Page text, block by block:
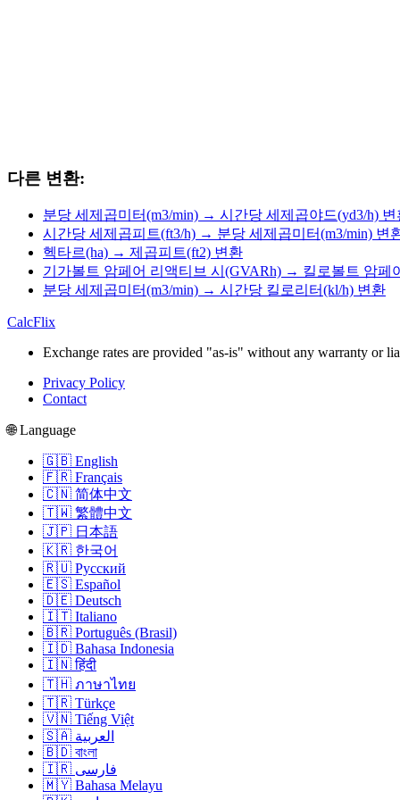
다른 변환:
분당 세제곱미터(m3/min) → 시간당 세제곱야드(yd3/h) 변
시간당 세제곱피트(ft3/h) → 분당 세제곱미터(m3/min) 변
헥타르(ha) → 제곱피트(ft2) 변환
기가볼트 암페어 리액티브 시(GVARh) → 킬로볼트 암페
분당 세제곱미터(m3/min) → 시간당 킬로리터(kl/h) 변환
CalcFlix
Exchange rates are provided "as-is" without any warranty or
Privacy Policy
Contact
🌐 Language
🇬🇧 English
🇫🇷 Français
🇨🇳 简体中文
🇹🇼 繁體中文
🇯🇵 日本語
🇰🇷 한국어
🇷🇺 Русский
🇪🇸 Español
🇩🇪 Deutsch
🇮🇹 Italiano
🇧🇷 Português (Brasil)
🇮🇩 Bahasa Indonesia
🇮🇳 हिंदी
🇹🇭 ภาษาไทย
🇹🇷 Türkçe
🇻🇳 Tiếng Việt
🇸🇦 العربية
🇧🇩 বাংলা
🇮🇷 فارسی
🇲🇾 Bahasa Melayu